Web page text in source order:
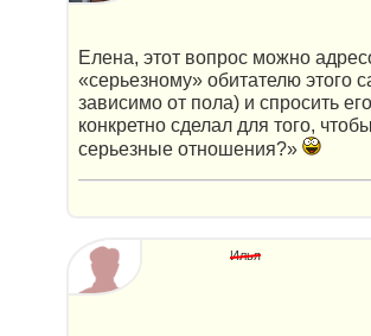
Елена, этот вопрос можно
«серьезному» обитателю этого
зависимо от пола) и спросить
конкретно сделал для того,
серьезные отношения?»
Илья